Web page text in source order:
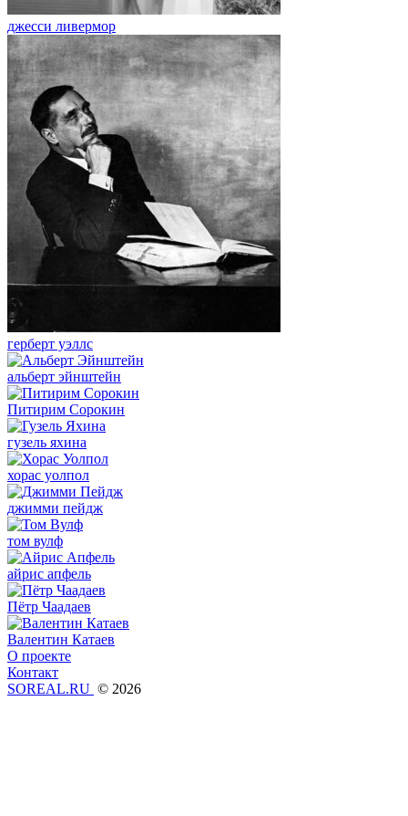
джесси ливермор
герберт уэллс
альберт эйнштейн
Питирим Сорокин
гузель яхина
хорас уолпол
джимми пейдж
том вулф
айрис апфель
Пётр Чаадаев
Валентин Катаев
О проекте
Контакт
SOREAL.RU © 2026